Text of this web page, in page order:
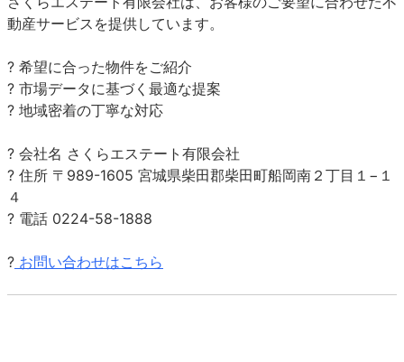
動産サービスを提供しています。
? 希望に合った物件をご紹介
? 市場データに基づく最適な提案
? 地域密着の丁寧な対応
? 会社名 さくらエステート有限会社
? 住所 〒989-1605 宮城県柴田郡柴田町船岡南２丁目１−１
４
? 電話 0224-58-1888
? お問い合わせはこちら